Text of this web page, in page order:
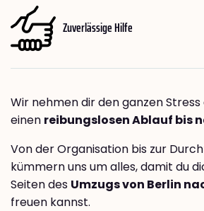
Zuverlässige Hilfe
Wir nehmen dir den ganzen
einen reibungslosen Ablauf bis
Von der Organisation bis zur
kümmern uns um alles, damit du
Seiten des Umzugs von Berlin
freuen kannst.